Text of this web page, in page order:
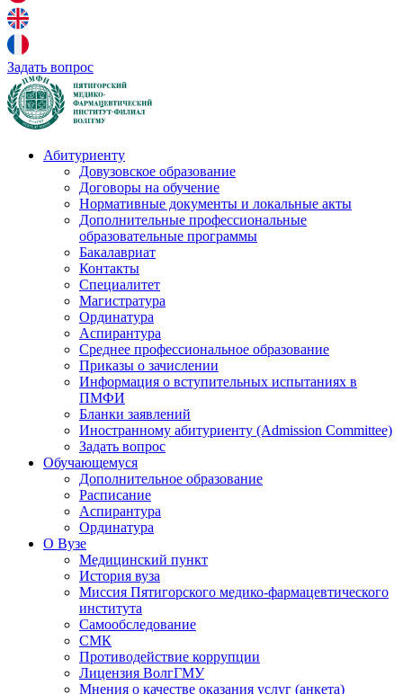
Задать вопрос
Абитуриенту
Довузовское образование
Договоры на обучение
Нормативные документы и локальные акты
Дополнительные профессиональные
образовательные программы
Бакалавриат
Контакты
Специалитет
Магистратура
Ординатура
Аспирантура
Среднее профессиональное образование
Приказы о зачислении
Информация о вступительных испытаниях в
ПМФИ
Бланки заявлений
Иностранному абитуриенту (Admission Committee)
Задать вопрос
Обучающемуся
Дополнительное образование
Расписание
Аспирантура
Ординатура
О Вузе
Медицинский пункт
История вуза
Миссия Пятигорского медико-фармацевтического
института
Самообследование
СМК
Противодействие коррупции
Лицензия ВолгГМУ
Мнения о качестве оказания услуг (анкета)